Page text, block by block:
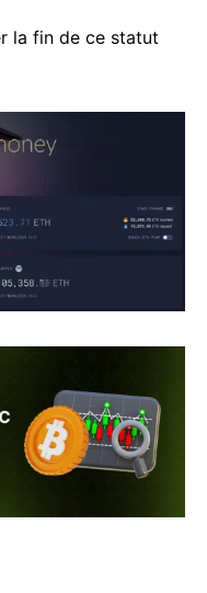
la fin de ce statut